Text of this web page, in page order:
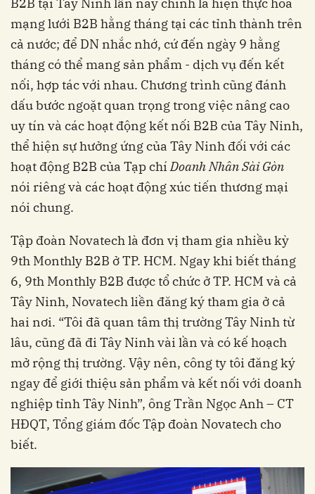
B2B tại Tây Ninh lần này chính là hiện thực hóa
mạng lưới B2B hằng tháng tại các tỉnh thành trên
cả nước; để DN nhắc nhớ, cứ đến ngày 9 hằng
tháng có thể mang sản phẩm - dịch vụ đến kết
nối, hợp tác với nhau. Chương trình cũng đánh
dấu bước ngoặt quan trọng trong việc nâng cao
uy tín và các hoạt động kết nối B2B của Tây Ninh,
thể hiện sự hưởng ứng của Tây Ninh đối với các
hoạt động B2B của Tạp chíDoanh Nhân Sài Gòn
nói riêng và các hoạt động xúc tiến thương mại
nói chung.
Tập đoàn Novatech là đơn vị tham gia nhiều kỳ
9th Monthly B2B ở TP. HCM. Ngay khi biết tháng
6, 9th Monthly B2B được tổ chức ở TP. HCM và cả
Tây Ninh, Novatech liền đăng ký tham gia ở cả
hai nơi. “Tôi đã quan tâm thị trường Tây Ninh từ
lâu, cũng đã đi Tây Ninh vài lần và có kế hoạch
mở rộng thị trường. Vậy nên, công ty tôi đăng ký
ngay để giới thiệu sản phẩm và kết nối với doanh
nghiệp tỉnh Tây Ninh”, ông Trần Ngọc Anh – CT
HĐQT, Tổng giám đốc Tập đoàn Novatech cho
biết.